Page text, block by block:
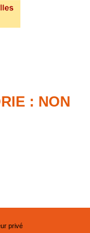
: NON
privé